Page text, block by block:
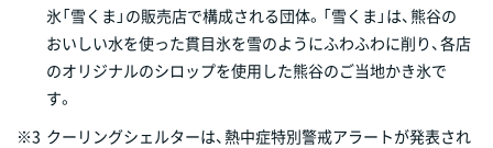
氷「雪くま」の販売店で構成される団体。「雪くま」は、熊谷の
おいしい水を使った貫目氷を雪のようにふわふわに削り、各店
のオリジナルのシロップを使用した熊谷のご当地かき氷で
す。
※3 クーリングシェルターは、熱中症特別警戒アラートが発表され